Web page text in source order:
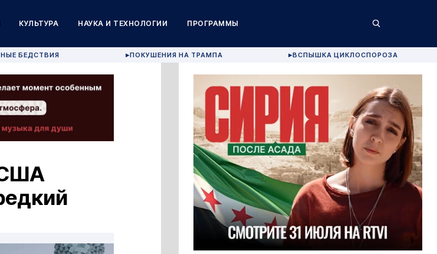
КУЛЬТУРА НАУКА И ТЕХНОЛОГИИ ПРОГРАММЫ
БЕДСТВИЯ ▶ПОКУШЕНИЯ НА ТРАМПА ▶ВСПЫШКА ЦИКЛОСПОРОЗА
США